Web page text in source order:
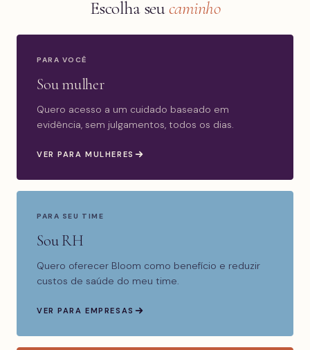
Escolha seucaminho
PARA VOCÊ
Sou mulher
Quero acesso a um cuidado baseado em
evidência, sem julgamentos, todos os dias.
VER PARA MULHERES
PARA SEU TIME
Sou RH
Quero oferecer Bloom como benefício e reduzir
custos de saúde do meu time.
VER PARA EMPRESAS